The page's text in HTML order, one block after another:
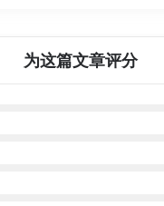
为这篇文章评分